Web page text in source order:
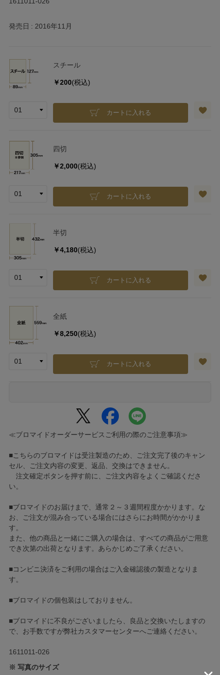
発売日 2016年11月
スチール
￥200(税込)
カートに入れる
四切
￥2,000(税込)
カートに入れる
半切
￥4,180(税込)
カートに入れる
全紙
￥8,250(税込)
カートに入れる
≪ブロマイドオーダーサービスご利用の際のご注意事項≫
■こちらのブロマイドは受注製造のため、ご注文完了後のキャン
セル、ご注文内容の変更、返品、交換はできません。
注文確定ボタンを押す前に、ご注文内容をよくご確認くださ
い。
■ブロマイドのお届けまで、通常２～３週間程度かかります。な
お、ご注文が混み合っている場合にはさらにお時間がかかりま
す。
また、他の商品と一緒にご購入の場合は、すべての商品がご用意
でき次第の出荷となります。あらかじめご了承ください。
■コンビニ決済をご利用の場合はご入金確認後の製造となりま
す。
■ブロマイドの個包装はしておりません。
■ブロマイドに不良がございましたら、良品と交換いたしますの
で、お手数ですが弊社カスタマーセンターへご連絡ください。
1611011-026
※ 写真のサイズ